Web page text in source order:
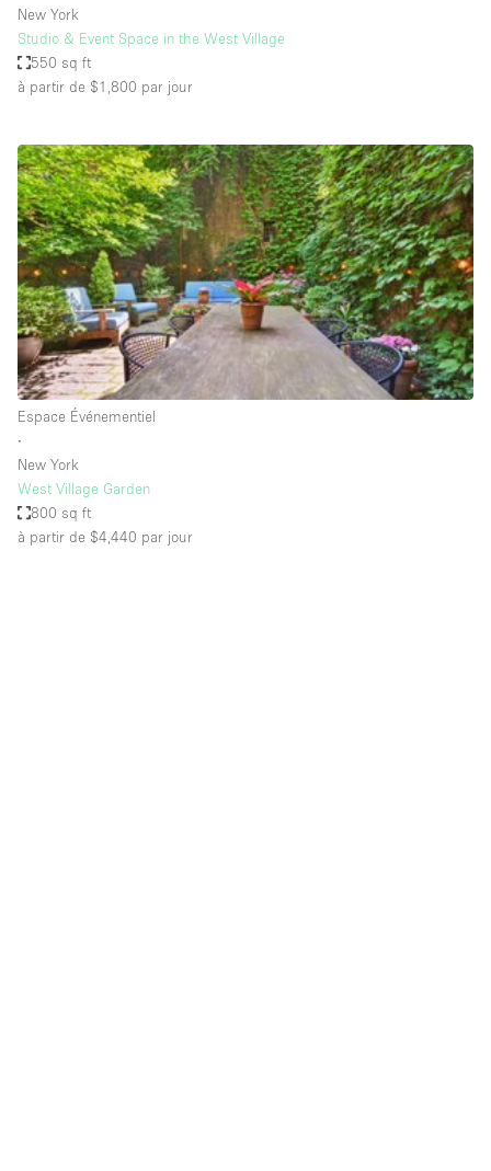
Atelier
Autre
Boutique / Magasin
Boutique en Partage
Bureaux
Camion / Fourgon
Commerce
Container
Entrepôt / Espace Stockage / Box
Espace Atypique / Unique
Espace Publicitaire
Espace Événementiel
New York
Studio & Event Space in the West Village
550 sq ft
à partir de $1,800 par jour
Espace Événementiel
∙
New York
West Village Garden
800 sq ft
à partir de $4,440 par jour